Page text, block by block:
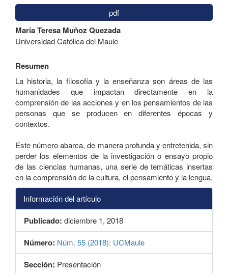
pdf
Contenido
principal
del
María Teresa Muñoz Quezada
Universidad Católica del Maule
Resumen
La historia, la filosofía y la enseñanza son áreas de las
humanidades que impactan directamente en la
comprensión de las acciones y en los pensamientos de las
personas que se producen en diferentes épocas y
contextos.
Este número abarca, de manera profunda y entretenida, sin
perder los elementos de la investigación o ensayo propio
de las ciencias humanas, una serie de temáticas insertas
en la comprensión de la cultura, el pensamiento y la lengua.
Información del artículo
Publicado: diciembre 1, 2018
Número: Núm. 55 (2018): UCMaule
Sección: Presentación